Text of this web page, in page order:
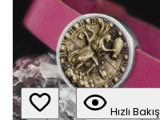
Hızlı Bakış